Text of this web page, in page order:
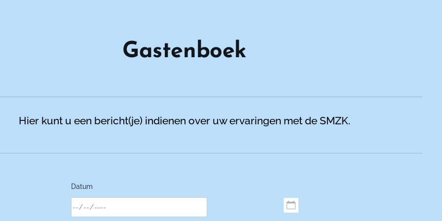
Gastenboek
Hier kunt u een bericht(je) indienen over uw ervaringen met de SMZK.
Datum